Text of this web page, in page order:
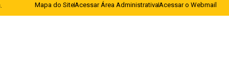
Mapa do SiteAcessar Área Administrativa Acessar o Webmail